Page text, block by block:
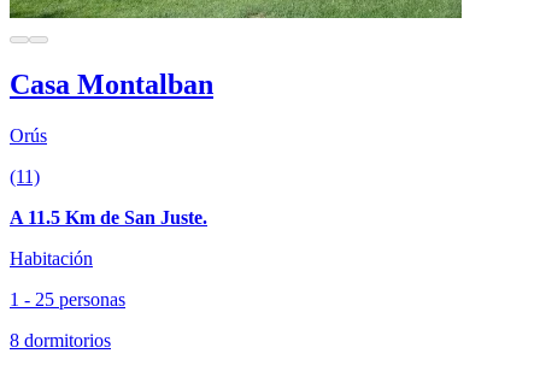
Casa Montalban
Orús
(11)
A 11.5 Km de San Juste.
Habitación
1 - 25 personas
8 dormitorios